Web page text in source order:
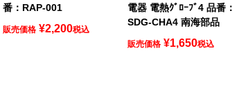
番：RAP-001
販売価格 ¥2,200税込
電器 電熱ｸﾞﾛｰﾌﾞ4 品番：
SDG-CHA4 南海部品
販売価格 ¥1,650税込